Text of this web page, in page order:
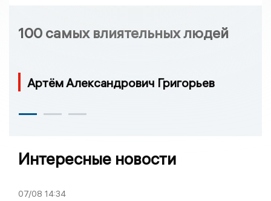
100 самых влиятельных людей
Артём Александрович Григорьев
Интересные новости
07/08 14:34